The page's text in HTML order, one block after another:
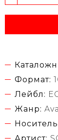
Формат:
Лейбл:
Жанр:
Артист: